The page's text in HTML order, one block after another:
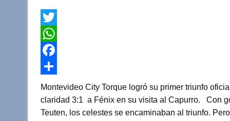
T
w
t
t
e
W
h
a
t
s
F
a
c
e
C
o
m
Montevideo City Torque logró su primer triunfo
claridad 3:1 a Fénix en su visita al Capurro. Con
Teuten, los celestes se encaminaban al triunfo.